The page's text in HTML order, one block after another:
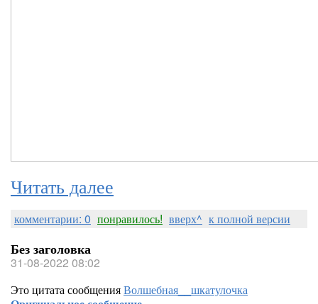
Читать далее
комментарии: 0 понравилось! вверх^ к полной версии
Без заголовка
31-08-2022 08:02
Это цитата сообщенияВолшебная__шкатулочка